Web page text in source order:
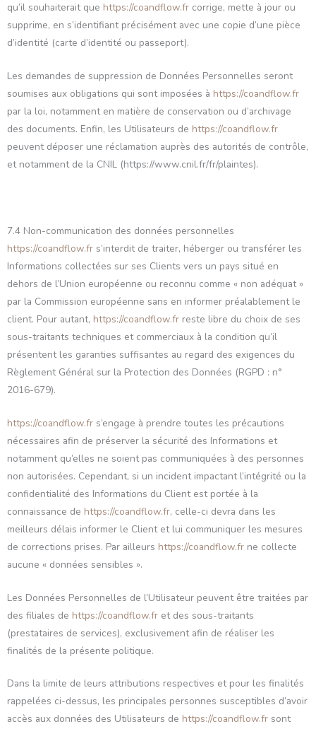
qu’il souhaiterait que https://coandflow.fr corrige, mette à jour ou
supprime, en s’identifiant précisément avec une copie d’une pièce
d’identité (carte d’identité ou passeport).
Les demandes de suppression de Données Personnelles seront
soumises aux obligations qui sont imposées à https://coandflow.fr
par la loi, notamment en matière de conservation ou d’archivage
des documents. Enfin, les Utilisateurs de https://coandflow.fr
peuvent déposer une réclamation auprès des autorités de contrôle,
et notamment de la CNIL (https://www.cnil.fr/fr/plaintes).
7.4 Non-communication des données personnelles
https://coandflow.fr s’interdit de traiter, héberger ou transférer les
Informations collectées sur ses Clients vers un pays situé en
dehors de l’Union européenne ou reconnu comme « non adéquat »
par la Commission européenne sans en informer préalablement le
client. Pour autant, https://coandflow.fr reste libre du choix de ses
sous-traitants techniques et commerciaux à la condition qu’il
présentent les garanties suffisantes au regard des exigences du
Règlement Général sur la Protection des Données (RGPD : n°
2016-679).
https://coandflow.fr s’engage à prendre toutes les précautions
nécessaires afin de préserver la sécurité des Informations et
notamment qu’elles ne soient pas communiquées à des personnes
non autorisées. Cependant, si un incident impactant l’intégrité ou la
confidentialité des Informations du Client est portée à la
connaissance de https://coandflow.fr, celle-ci devra dans les
meilleurs délais informer le Client et lui communiquer les mesures
de corrections prises. Par ailleurs https://coandflow.fr ne collecte
aucune « données sensibles ».
Les Données Personnelles de l’Utilisateur peuvent être traitées par
des filiales de https://coandflow.fr et des sous-traitants
(prestataires de services), exclusivement afin de réaliser les
finalités de la présente politique.
Dans la limite de leurs attributions respectives et pour les finalités
rappelées ci-dessus, les principales personnes susceptibles d’avoir
accès aux données des Utilisateurs de https://coandflow.fr sont